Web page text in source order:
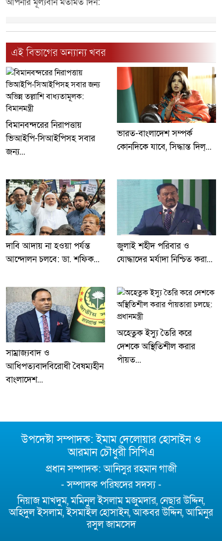
আপনার মূল্যবান মতামত দিন:
এই বিভাগের অন্যান্য খবর
বিমানবন্দরের নিরাপত্তায়
ভিআইপি-সিআইপিসহ সবার
জন্য...
ভারত-বাংলাদেশ সম্পর্ক
কোনদিকে যাবে, সিদ্ধান্ত দিল্...
দাবি আদায় না হওয়া পর্যন্ত
আন্দোলন চলবে: ডা. শফিক...
জুলাই শহীদ পরিবার ও
যোদ্ধাদের মর্যাদা নিশ্চিত করা...
সাম্রাজ্যবাদ ও
আধিপত্যবাদবিরোধী বৈষম্যহীন
বাংলাদেশ...
অহেতুক ইস্যু তৈরি করে
দেশকে অস্থিতিশীল করার
পাঁয়ত...
উপদেষ্টা সম্পাদক: ইমাম দেলোয়ার হোসাইন ও
আরমান চৌধুরী সিপিএ
প্রধান সম্পাদক: আনিসুর রহমান গাজী
- সম্পাদক পরিষদের সদস্য -
নিয়াজ মাখদুম, মমিনুল ইসলাম মজুমদার, নেছার উদ্দিন,
অহিদুল ইসলাম, ইসমাইল হোসাইন, আকবর উদ্দিন, আমিনুর
রসুল জামসেদ